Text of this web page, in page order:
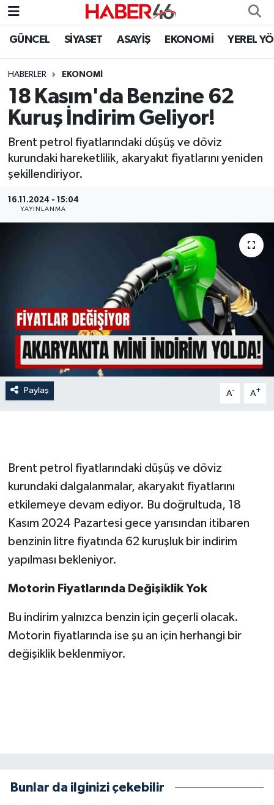
GÜNCEL SİYASET ASAYİŞ EKONOMİ YEREL
HABERLER EKONOMI
18 Kasım'da Benzine 62
Kuruş İndirim Geliyor!
Brent petrol fiyatlarındaki düşüş ve döviz
kurundaki hareketlilik, akaryakıt fiyatlarını yeniden
şekillendiriyor.
16.11.2024 - 15:04
YAYINLANMA
Paylaş A- A+
Brent petrol fiyatlarındaki düşüş ve döviz
kurundaki dalgalanmalar, akaryakıt fiyatlarını
etkilemeye devam ediyor. Bu doğrultuda, 18
Kasım 2024 Pazartesi gece yarısından itibaren
benzinin litre fiyatında 62 kuruşluk bir indirim
yapılması bekleniyor.
Motorin Fiyatlarında Değişiklik Yok
Bu indirim yalnızca benzin için geçerli olacak.
Motorin fiyatlarında ise şu an için herhangi bir
değişiklik beklenmiyor.
Bunlar da ilginizi çekebilir
GÜNCEL
SİYASET
EKONOMİ
SPOR
YAŞAM
TEKNOLOJİ
İLÇE HABERLERİ
KÜLTÜR-SANAT
KSÜ
DÜNYA
KADIN-AİLE
YEREL YÖNETİM
MEDYA
BİLİMNET
ÇEK GÖNDER
Nöbetçi Eczaneler
Hava Durumu
Kahramanmaraş Namaz Vakitleri
Trafik Durumu
Süper Lig Puan Durumu ve Fikstür
Tüm Manşetler